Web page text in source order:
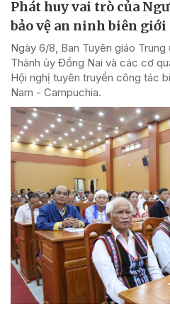
Phát huy vai trò của
bảo vệ an ninh biên giới
Ngày 6/8, Ban Tuyên giáo
Thành ủy Đồng Nai và các cơ
Hội nghị tuyên truyền công tác
Nam - Campuchia.